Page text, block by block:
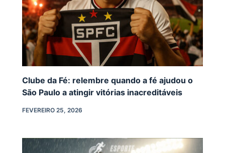
Clube da Fé: relembre quando a fé ajudou o
São Paulo a atingir vitórias inacreditáveis
FEVEREIRO 25, 2026